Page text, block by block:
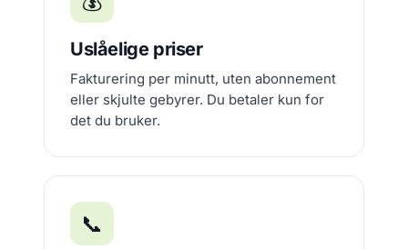
Uslåelige priser
Fakturering per minutt, uten abonnement
eller skjulte gebyrer. Du betaler kun for
det du bruker.
📞